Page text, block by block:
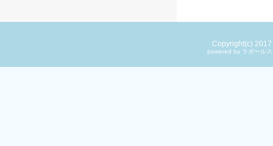
Copyright(c) 2017
powered by ラポール